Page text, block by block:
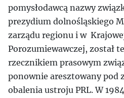
pomysłodawcą nazwy
prezydium dolnośląskiego
zarządu regionu i w
Porozumiewawczej, został
rzecznikiem prasowym
ponownie aresztowany pod
obalenia ustroju PRL. W